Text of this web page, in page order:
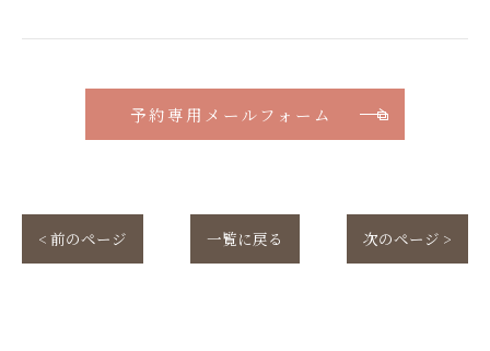
予約専用メールフォーム
< 前のページ 一覧に戻る 次のページ >